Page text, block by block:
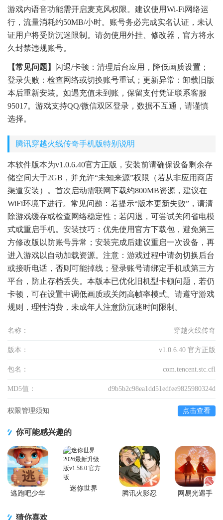
游戏内语音功能需开启麦克风权限。建议使用Wi-Fi网络运
行，流量消耗约50MB/小时。账号务必完成实名认证，未认
证用户将受防沉迷限制。请勿使用外挂、修改器，官方将永
久封禁违规账号。
【常见问题】 闪退/卡顿：清理后台应用，降低画质设置；
登录失败：检查网络或切换账号重试；更新异常：卸载旧版
本后重新安装。如遇充值未到账，保留支付凭证联系客服
95017。游戏支持QQ/微信双区登录，数据不互通，请谨慎
选择。
腾讯穿越火线传奇手机版特别说明
本软件版本为v1.0.6.40官方正版，安装前请确保设备剩余存
储空间大于2GB，并允许“未知来源”权限（若从非应用商店
渠道安装）。首次启动需联网下载约800MB资源，建议在
WiFi环境下进行。常见问题：若提示“版本更新失败”，请清
除游戏缓存或检查网络稳定性；若闪退，可尝试关闭省电模
式或重启手机。安装技巧：优先使用官方下载包，避免第三
方修改版以防账号异常；安装完成后建议重启一次设备，再
进入游戏以自动加载资源。注意：游戏过程中请勿切换后台
或接听电话，否则可能掉线；登录账号请绑定手机或第三方
平台，防止存档丢失。本版本已优化旧机型卡顿问题，若仍
卡顿，可在设置中调低画质或关闭高帧率模式。请遵守游戏
规则，理性消费，未成年人注意防沉迷时间限制。
名称： 穿越火线传奇
版本： v1.0.6.40 官方正版
包名： com.tencent.stc.cfl
MD5值： d9b5b2c98ea1dd51edfee9825980324d
权限管理须知 点击查看
你可能感兴趣的
逃跑吧少年
迷你世界
腾讯火影忍
网易光遇手
猜你喜欢